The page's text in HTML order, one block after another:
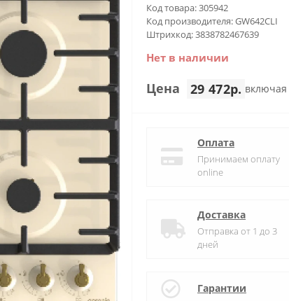
Код товара: 305942
Код производителя: GW642CLI
Штрихкод: 3838782467639
Нет в наличии
Цена 29 472р.
Оплата
Принимаем оплату
online
Доставка
Отправка от 1 до 3
дней
Гарантии